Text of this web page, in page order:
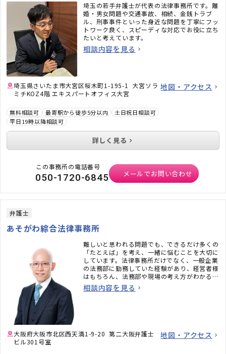
埼玉の若手弁護士が代表の法律事務所です。離
婚・男女問題や交通事故、相続、金銭トラブ
ル、刑事事件といった身近な問題を丁寧にフッ
トワーク良く、スピーディな対応でお役に立ち
たいと考えています。
相談内容を見る
埼玉県さいたま市大宮区桜木町1-195-1 大宮ソラ
ミチKOZ4階 エキスパートオフィス大宮
地図・アクセス
無料相談可 最寄駅から徒歩5分以内
土日祝日相談可
平日19時以降相談可
詳しく見る
この事務所の電話番号
050-1720-6845 メールでお問い合わせ
弁護士
あそがわ綜合法律事務所
難しいと思われる問題でも、できるだけ多くの
「たとえば」を考え、一緒に悩むことを大切に
しています。法律事務所だけでなく、一般企業
の法務部に勤務していた経験があり、経営者様
はもちろん、法務部や現場の考え方がわかるも
の、強みのひとつです。「もっと話したい」と
言われることも多い“弁護士らしくない弁護
相談内容を見る
大阪府大阪市北区西天満1-9-20 第二大阪弁護士
ビル301号室
地図・アクセス